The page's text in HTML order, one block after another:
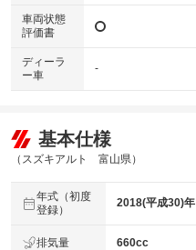
車両状態
評価書
ディーラ
ー車
-
基本仕様
（スズキアルト 富山県）
年式（初度
登録）
2018(平成30)年
排気量 660cc